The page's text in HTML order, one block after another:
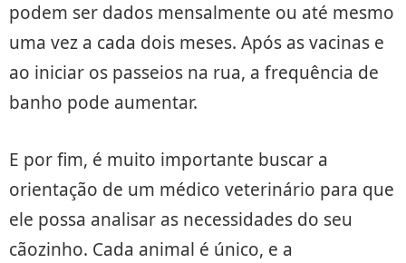
podem ser dados mensalmente ou até mesmo
uma vez a cada dois meses. Após as vacinas e
ao iniciar os passeios na rua, a frequência de
banho pode aumentar.
E por fim, é muito importante buscar a
orientação de um médico veterinário para que
ele possa analisar as necessidades do seu
cãozinho. Cada animal é único, e a